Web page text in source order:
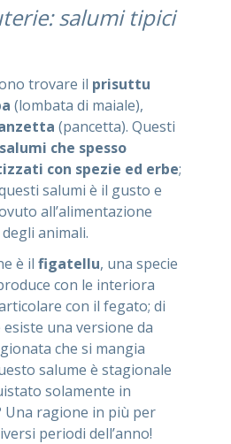
salumi tipici
trovare il prisuttu
(lombata di maiale),
(pancetta). Questi
che spesso
con spezie ed erbe;
salumi è il gusto e
all’alimentazione
animali.
è il figatellu, una specie
con le interiora
con il fegato; di
una versione da
che si mangia
salume è stagionale
solamente in
Una ragione in più per
periodi dell’anno!